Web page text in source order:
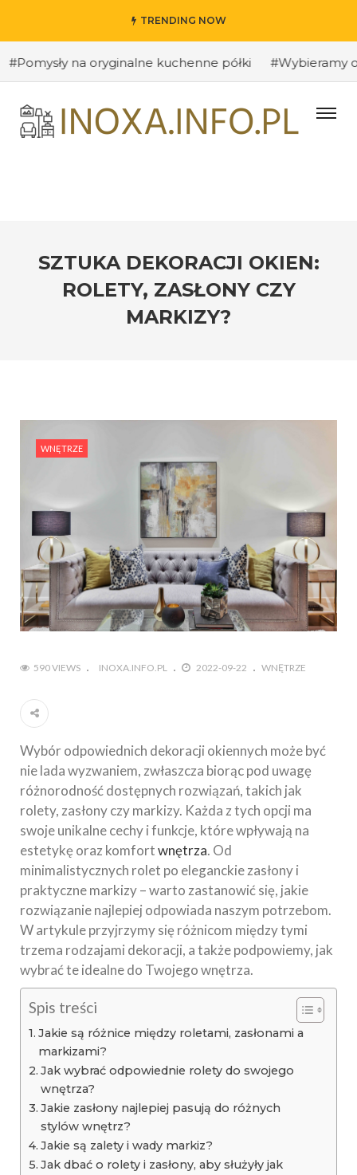
TRENDING NOW
na oryginalne kuchenne półki #Wybieramy
SZTUKA DEKORACJI OKIEN:
ROLETY, ZASŁONY CZY
MARKIZY?
WNĘTRZE
590 VIEWS INOXA.INFO.PL 2022-09-22 WNĘTRZE
Wybór odpowiednich dekoracji okiennych może być
nie lada wyzwaniem, zwłaszcza biorąc pod uwagę
różnorodność dostępnych rozwiązań, takich jak
rolety, zasłony czy markizy. Każda z tych opcji ma
swoje unikalne cechy i funkcje, które wpływają na
estetykę oraz komfortwnętrza. Od
minimalistycznych rolet po eleganckie zasłony i
praktyczne markizy – warto zastanowić się, jakie
rozwiązanie najlepiej odpowiada naszym potrzebom.
W artykule przyjrzymy się różnicom między tymi
trzema rodzajami dekoracji, a także podpowiemy, jak
wybrać te idealne do Twojego wnętrza.
Spis treści
Jakie są różnice między roletami, zasłonami a
markizami?
Jak wybrać odpowiednie rolety do swojego
wnętrza?
Jakie zasłony najlepiej pasują do różnych
stylów wnętrz?
Jakie są zalety i wady markiz?
Jak dbać o rolety i zasłony, aby służyły jak